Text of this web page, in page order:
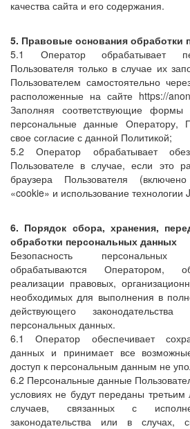
качества сайта и его содержания.
5. Правовые основания обработки
5.1 Оператор обрабатывает
Пользователя только в случае их
Пользователем самостоятельно
расположенные на сайте https://
Заполняя соответствующие формы
персональные данные Оператору,
свое согласие с данной Политикой;
5.2 Оператор обрабатывает
Пользователе в случае, если это
браузера Пользователя
«cookie» и использование технологии
6. Порядок сбора, хранения,
обработки персональных данных
Безопасность
обрабатываются Оператором,
реализации правовых,
необходимых для выполнения в
действующего
персональных данных.
6.1 Оператор обеспечивает
данных и принимает все
доступ к персональным данным не
6.2 Персональные данные
условиях не будут переданы
случаев, связанных с
законодательства или в случах,